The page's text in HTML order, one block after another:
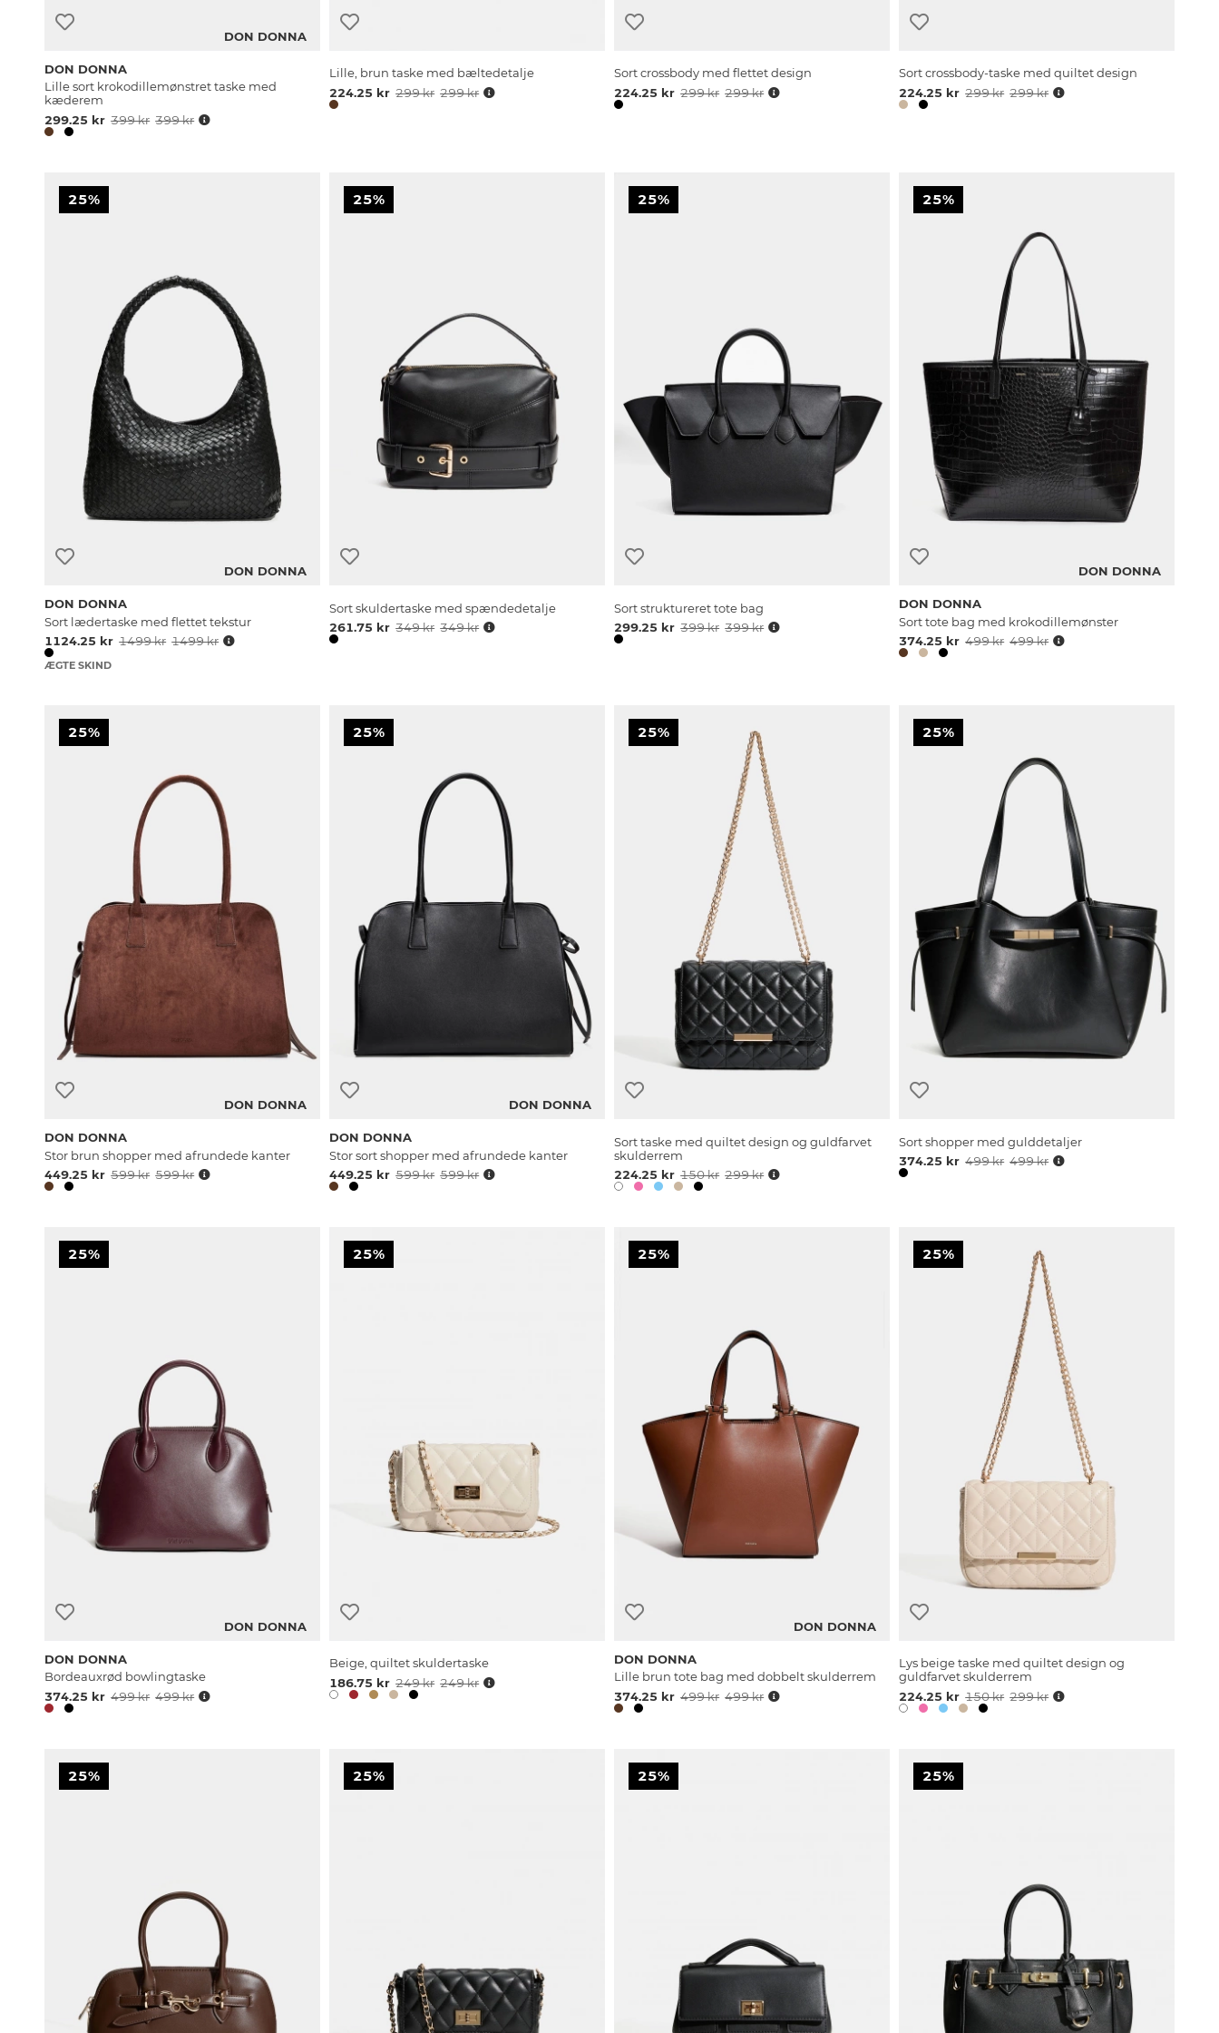
DON DONNA
DON DONNA
Lille sort krokodillemønstret taske med
kæderem
299.25 kr 399 kr 399 kr
Lille, brun taske med bæltedetalje
224.25 kr 299 kr 299 kr
Sort crossbody med flettet design
224.25 kr 299 kr 299 kr
Sort crossbody-taske med quiltet design
224.25 kr 299 kr 299 kr
25%
DON DONNA
DON DONNA
Sort lædertaske med flettet tekstur
1124.25 kr 1499 kr 1499 kr
ÆGTE SKIND
25%
Sort skuldertaske med spændedetalje
261.75 kr 349 kr 349 kr
25%
Sort struktureret tote bag
299.25 kr 399 kr 399 kr
25%
DON DONNA
DON DONNA
Sort tote bag med krokodillemønster
374.25 kr 499 kr 499 kr
25%
DON DONNA
DON DONNA
Stor brun shopper med afrundede kanter
449.25 kr 599 kr 599 kr
25%
DON DONNA
DON DONNA
Stor sort shopper med afrundede kanter
449.25 kr 599 kr 599 kr
25%
Sort taske med quiltet design og guldfarvet
skulderrem
224.25 kr 150 kr 299 kr
25%
Sort shopper med gulddetaljer
374.25 kr 499 kr 499 kr
25%
DON DONNA
DON DONNA
Bordeauxrød bowlingtaske
374.25 kr 499 kr 499 kr
25%
Beige, quiltet skuldertaske
186.75 kr 249 kr 249 kr
25%
DON DONNA
DON DONNA
Lille brun tote bag med dobbelt skulderrem
374.25 kr 499 kr 499 kr
25%
Lys beige taske med quiltet design og
guldfarvet skulderrem
224.25 kr 150 kr 299 kr
25% 25% 25% 25%